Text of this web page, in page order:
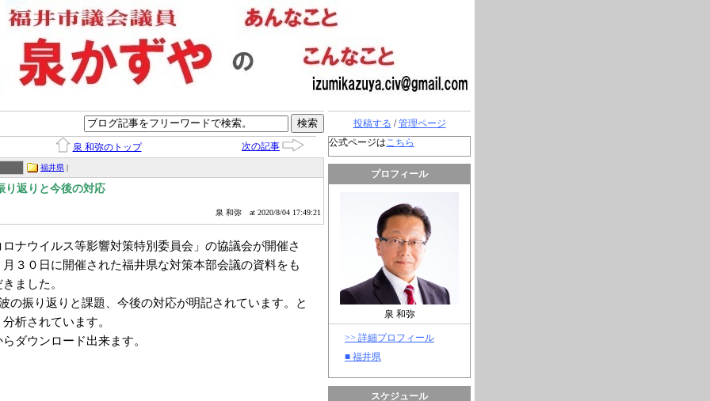
投稿する /管理ページ
公式ページはこちら
プロフィール
泉 和弥
>> 詳細プロフィール
■ 福井県
スケジュール
泉 和弥のトップ
次の記事
福井県 |
り返りと今後の対応
泉 和弥 at 2020/8/04 17:49:21
ナウイルス等影響対策特別委員会」の協議会が開催さ
３０日に開催された福井県な対策本部会議の資料をも
ました。
の振り返りと課題、今後の対応が明記されています。と
析されています。
ダウンロード出来ます。